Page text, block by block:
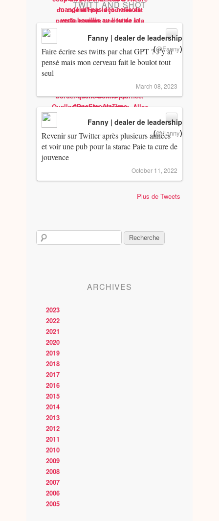
TWITT AND SHOT
Faire écrire ses twitts par chat GPT ? J’y ai
pensé mais mon cerveau fait le boulot tout
seul
Fanny | dealer de leadership
(@Fanny)
March 08, 2023
Revenir sur Twitter après plusieurs années
et voir une pub pour la starac Paie ta cure de
jouvence
Fanny | dealer de leadership
(@Fanny)
October 11, 2022
Plus de Tweets
ARCHIVES
2023
2022
2021
2020
2019
2018
2017
2016
2015
2014
2013
2012
2011
2010
2009
2008
2007
2006
2005